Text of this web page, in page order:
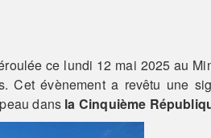
ce lundi 12 mai 2025 au
Cet évènement a revêtu une
dans la Cinquième